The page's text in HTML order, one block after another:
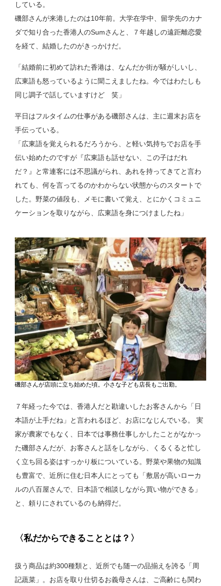
している。
磯部さんが来港したのは10年前。大学在学中、留学先のカナ
ダで知り合った香港人のSumさんと、７年越しの遠距離恋愛
を経て、結婚したのがきっかけだ。
「結婚前に初めて訪れた香港は、なんだか街が騒がしいし、
広東語も怒っているように聞こえましたね。今ではわたしも
同じ調子で話していますけど 笑」
平日はフルタイムの仕事がある磯部さんは、主に週末お店を
手伝っている。
「広東語を覚えられるだろうから、と軽い気持ちでお店を手
伝い始めたのですが『広東語も話せない、この子はだれ
だ？』と常連客には不思議がられ、あれを持ってきてと言わ
れても、何を言ってるのかわからない状態からのスタートで
した。野菜の値段も、メモに書いて覚え、とにかくコミュニ
ケーションを取りながら、広東語を身につけましたね」
磯部さんが店頭に立ち始めた頃。小さな子ども店長もご出勤。
７年経った今では、香港人だと勘違いしたお客さんから「日
本語が上手だね」と言われるほど、お店になじんでいる。 実
家が農家でもなく、日本では事務仕事しかしたことがなかっ
た磯部さんだが、お客さんと話をしながら、くるくると忙し
く立ち回る姿はすっかり板についている。野菜や果物の知識
も豊富で、近所に住む日本人にとっても「敷居が高いローカ
ルの八百屋さんで、日本語で相談しながら買い物ができる」
と、頼りにされているのも納得だ。
〈私だからできることとは？〉
扱う商品は約300種類と、近所でも随一の品揃えを誇る「周
記蔬菜」。お店を取り仕切るお義母さんは、ご高齢にも関わ